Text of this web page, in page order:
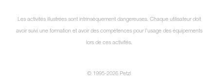
Les activités illustrées sont intrinsèquement dangereuses. Chaque utilisateur doit
avoir suivi une formation et avoir des compétences pour l’usage des équipements
lors de ces activités.
© 1995-2026 Petzl